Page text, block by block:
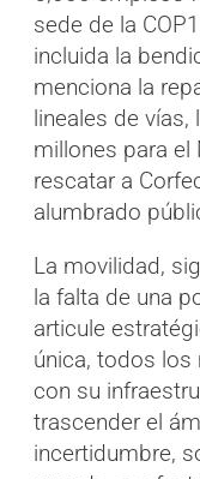
sede de la
incluida la
menciona la
lineales de
millones para el
rescatar a
alumbrado
La movilidad,
la falta de una
articule
única, todos
con su
trascender el
incertidumbre,